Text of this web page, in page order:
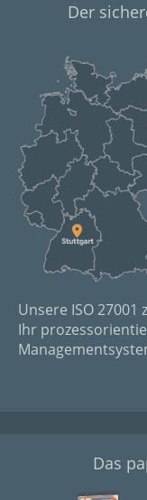
Der
Unsere ISO
Ihr
Das